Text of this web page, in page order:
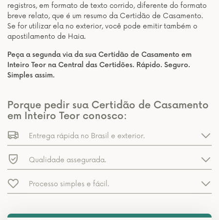
registros, em formato de texto corrido, diferente do formato
breve relato, que é um resumo da Certidão de Casamento.
Se for utilizar ela no exterior, você pode emitir também o
apostilamento de Haia.
Peça a segunda via da sua Certidão de Casamento em
Inteiro Teor na Central das Certidões. Rápido. Seguro.
Simples assim.
Porque pedir sua Certidão de Casamento
em Inteiro Teor conosco:
Entrega rápida no Brasil e exterior.
Qualidade assegurada.
Processo simples e fácil.